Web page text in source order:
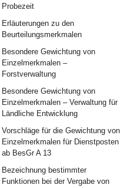
Probezeit
Erläuterungen zu den
Beurteilungsmerkmalen
Besondere Gewichtung von
Einzelmerkmalen –
Forstverwaltung
Besondere Gewichtung von
Einzelmerkmalen – Verwaltung für
Ländliche Entwicklung
Vorschläge für die Gewichtung von
Einzelmerkmalen für Dienstposten
ab BesGr A 13
Bezeichnung bestimmter
Funktionen bei der Vergabe von